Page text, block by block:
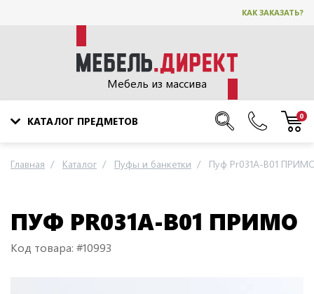
КАК ЗАКАЗАТЬ?
Мебель из массива
КАТАЛОГ ПРЕДМЕТОВ 0
Главная Каталог Пуфы и банкетки Пуф Pr031A-B01
ПУФ PR031A-B01 ПРИМО
Код товара: #10993